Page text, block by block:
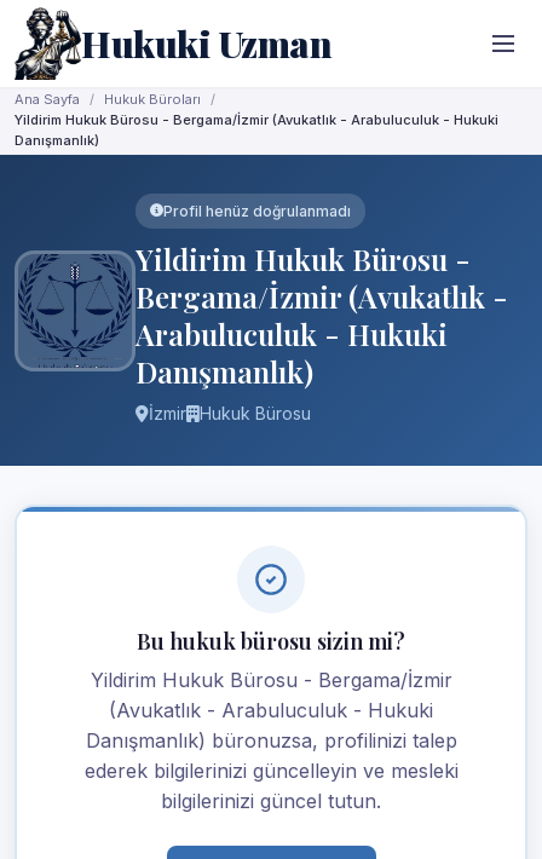
Hukuki Uzman
Ana Sayfa
Hukuk Büroları
Yildirim Hukuk Bürosu - Bergama/İzmir (Avukatlık - Arabuluculuk - Hukuki
Danışmanlık)
Profil henüz doğrulanmadı
Yildirim Hukuk Bürosu -
Bergama/İzmir (Avukatlık -
Arabuluculuk - Hukuki
Danışmanlık)
İzmir Hukuk Bürosu
Bu hukuk bürosu sizin mi?
Yildirim Hukuk Bürosu - Bergama/İzmir
(Avukatlık - Arabuluculuk - Hukuki
Danışmanlık) büronuzsa, profilinizi talep
ederek bilgilerinizi güncelleyin ve mesleki
bilgilerinizi güncel tutun.